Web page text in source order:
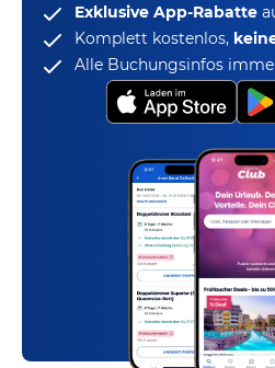
Exklusive App-Rabatte
Komplett kostenlos,
Alle Buchungsinfos